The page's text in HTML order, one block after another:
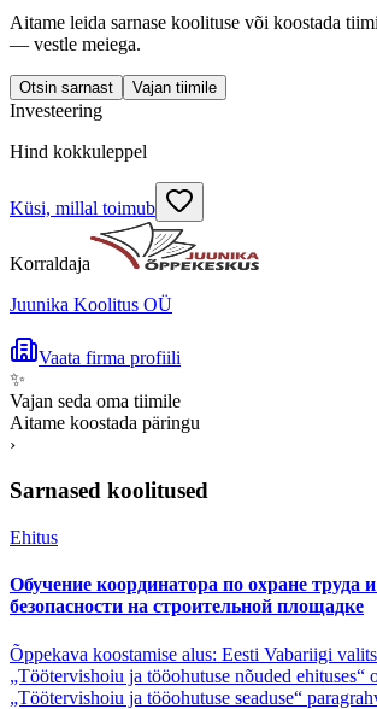
Aitame leida sarnase koolituse või koostada
— vestle meiega.
Otsin sarnast Vajan tiimile
Investeering
Hind kokkuleppel
Küsi, millal toimub
Korraldaja
Juunika Koolitus OÜ
Vaata firma profiili
✨
Vajan seda oma tiimile
Aitame koostada päringu
›
Sarnased koolitused
Ehitus
Обучение координатора по охране труда
безопасности на строительной площадке
Õppekava koostamise alus: Eesti Vabariigi
„Töötervishoiu ja tööohutuse nõuded ehituses“
„Töötervishoiu ja tööohutuse seaduse“